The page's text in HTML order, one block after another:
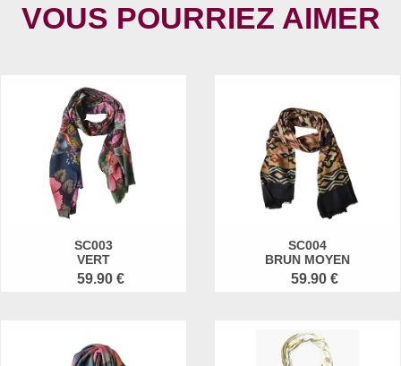
VOUS POURRIEZ AIMER
SC003
VERT
59.90 €
SC004
BRUN MOYEN
59.90 €